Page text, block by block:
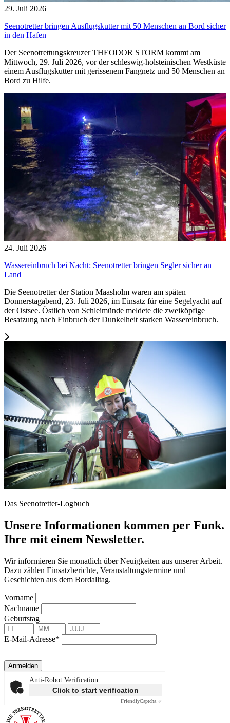
29. Juli 2026
Seenotretter bringen Ausflugskutter mit 50 Menschen an Bord sicher
in den Hafen
Der Seenotrettungskreuzer THEODOR STORM kommt am
Mittwoch, 29. Juli 2026, vor der schleswig-holsteinischen Westküste
einem Ausflugskutter mit gerissenem Fangnetz und 50 Menschen an
Bord zu Hilfe.
24. Juli 2026
Wassereinbruch bei Nacht: Seenotretter bringen Segler sicher an
Land
Die Seenotretter der Station Maasholm waren am späten
Donnerstagabend, 23. Juli 2026, im Einsatz für eine Segelyacht auf
der Ostsee. Östlich von Schleimünde meldete die zweiköpfige
Besatzung nach Einbruch der Dunkelheit starken Wassereinbruch.
Das Seenotretter-Logbuch
Unsere Informationen kommen per Funk.
Ihre mit einem Newsletter.
Wir informieren Sie monatlich über Neuigkeiten aus unserer Arbeit.
Dazu zählen Einsatzberichte, Veranstaltungstermine und
Geschichten aus dem Bordalltag.
Vorname
Nachname
Geburtstag
E-Mail-Adresse*
Anmelden
Anti-Robot Verification
Click to start verification
FriendlyCaptcha ⇗